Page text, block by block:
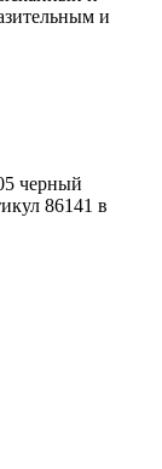
и
черный
86141 в